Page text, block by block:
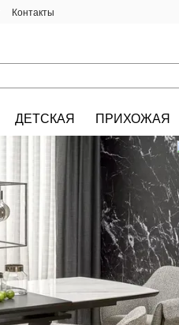
Контакты
ДЕТСКАЯ ПРИХОЖАЯ